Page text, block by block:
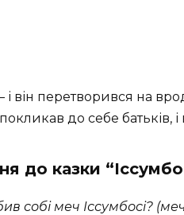
він перетворився на
до себе батьків,
до казки
собі меч Іссумбосі?